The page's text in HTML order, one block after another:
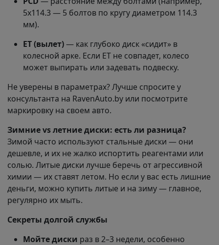
5x114.3 — 5 болтов по кругу диаметром 114.3
мм).
ET (вылет)— как глубоко диск «сидит» в
колесной арке. Если ET не совпадет, колесо
может выпирать или задевать подвеску.
Не уверены в параметрах? Лучше спросите у
консультанта на RavenAuto.by или посмотрите
маркировку на своем авто.
Зимние vs летние диски: есть ли разница?
Зимой часто используют стальные диски — они
дешевле, и их не жалко испортить реагентами или
солью. Литые диски лучше беречь от агрессивной
химии — их ставят летом. Но если у вас есть лишние
деньги, можно купить литые и на зиму — главное,
регулярно их мыть.
Секреты долгой службы
Мойте диски раз в 2–3 недели, особенно